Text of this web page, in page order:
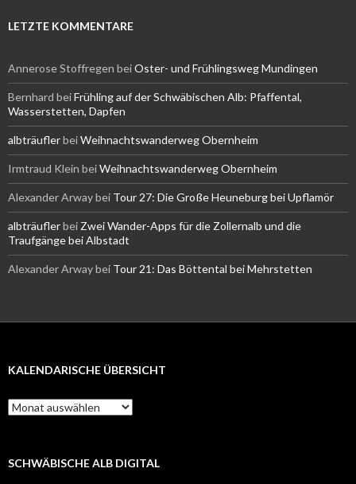
LETZTE KOMMENTARE
Annerose Stoffregen beiOster- und Frühlingsweg Mundingen
Bernhard beiFrühling auf der Schwäbischen Alb: Pfaffental,
Wasserstetten, Dapfen
albträuflerbeiWeihnachtswanderweg Obernheim
Irmtraud Klein beiWeihnachtswanderweg Obernheim
Alexander Arwaybei Tour 27: Die Große Heuneburg bei Upflamör
albträuflerbei Zwei Wander-Apps für die Zollernalb und die
Traufgänge bei Albstadt
Alexander Arwaybei Tour 21: Das Böttental bei Mehrstetten
KALENDARISCHE ÜBERSICHT
Kalendarische
Übersicht
SCHWÄBISCHE ALB DIGITAL